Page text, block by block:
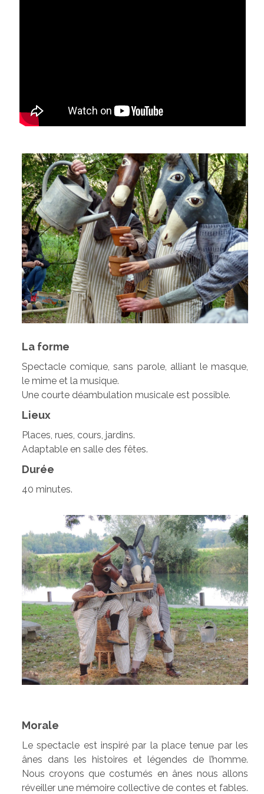
La forme
Spectacle comique, sans parole, alliant le masque,
le mime et la musique.
Une courte déambulation musicale est possible.
Lieux
Places, rues, cours, jardins.
Adaptable en salle des fêtes.
Durée
40 minutes.
Morale
Le spectacle est inspiré par la place tenue par les
ânes dans les histoires et légendes de l’homme.
Nous croyons que costumés en ânes nous allons
réveiller une mémoire collective de contes et fables.